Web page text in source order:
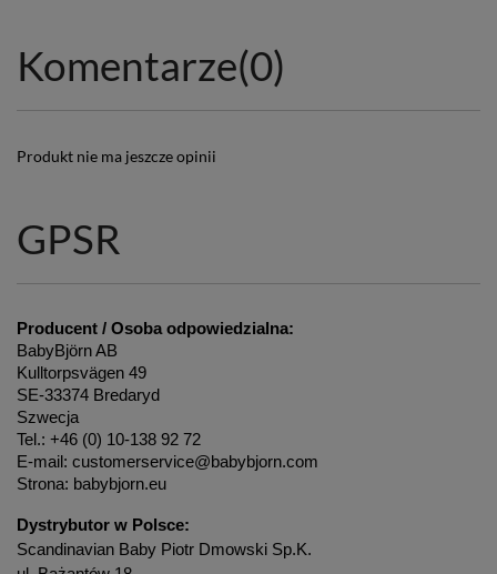
Komentarze(0)
Produkt nie ma jeszcze opinii
GPSR
Producent / Osoba odpowiedzialna:
BabyBjörn AB
Kulltorpsvägen 49
SE-33374 Bredaryd
Szwecja
Tel.: +46 (0) 10-138 92 72
E-mail: customerservice@babybjorn.com
Strona: babybjorn.eu
Dystrybutor w Polsce:
Scandinavian Baby Piotr Dmowski Sp.K.